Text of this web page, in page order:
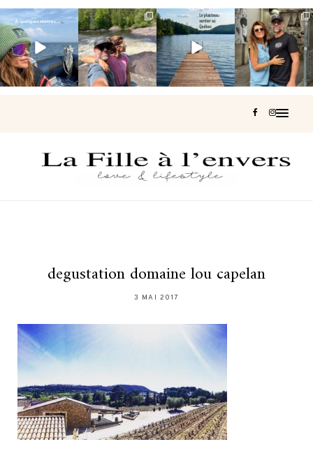
Voir une baleine
en photo, c’est
impressionnant
🐋...
Les Laurentides,
le Québec
version nature.
...
Et si je te disais
qu’il existe un
sentier où tu...
127 37
Montréal, une
très belle
surprise 🇨🇦
444
degustation domaine lou capelan
3 MAI 2017